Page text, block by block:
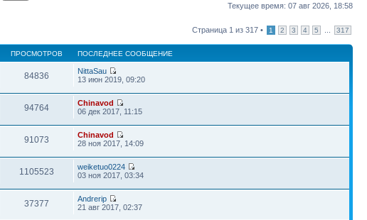
Текущее время: 07 авг 2026, 18:58
Страница 1 из 317 • 1 2 3 4 5 317
ПРОСМОТРОВ ПОСЛЕДНЕЕ СООБЩЕНИЕ
84836
NittaSau
13 июн 2019, 09:20
94764
Chinavod
06 дек 2017, 11:15
91073
Chinavod
28 ноя 2017, 14:09
1105523
weiketuo0224
03 ноя 2017, 03:34
37377
Andrerip
21 авг 2017, 02:37